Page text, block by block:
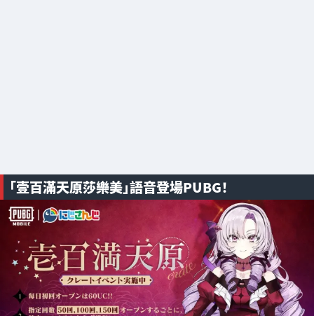
「壹百滿天原莎樂美」語音登場PUBG！